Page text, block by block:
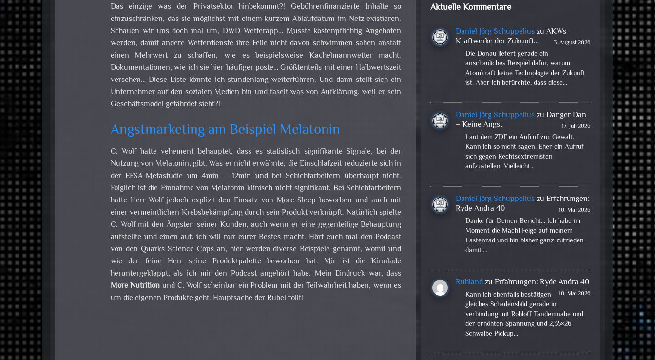
Das einzige was der Privatsektor hinbekommt?! Gebührenfinanzierte Inhalte so
einzuschränken, das sie möglichst mit einem kurzem Ablaufdatum im Netz existieren.
Schauen wir uns doch mal um, DWD Wetterapp… Musste kostenpflichtig Angeboten
werden, damit andere Wetterdienste ihre Felle nicht davon schwimmen sahen anstatt
einen Mehrwert zu schaffen, wie es beispielsweise Kachelmannwetter macht.
Dokumentationen, wie ich sie hier häufiger poste… Größtenteils mit einer Halbwertszeit
versehen… Diese Liste könnte ich stundenlang weiterführen. Und dann stellt sich ein
Unternehmer auf den sozialen Medien hin und faselt was von Aufklärung, weil er sein
Geschäftsmodel gefährdet sieht?!
Angstmarketing am Beispiel Melatonin
C. Wolf hatte vehement behauptet, dass es statistisch signifikante Signale, bei der
Nutzung von Melatonin, gibt. Was er nicht erwähnte, die Einschlafzeit reduzierte sich in
der EFSA-Metastudie um 4min – 12min und bei Schichtarbeitern überhaupt nicht.
Folglich ist die Einnahme von Melatonin klinisch nicht signifikant. Bei Schichtarbeitern
hatte Herr Wolf jedoch explizit den Einsatz von More Sleep beworben und auch mit
einer vermeintlichen Krebsbekämpfung durch sein Produkt verknüpft. Natürlich spielte
C. Wolf mit den Ängsten seiner Kunden, auch wenn er eine gegenteilige Behauptung
aufstellte und einen auf, ich will nur eurer Bestes macht. Hört euch mal den Podcast
von den Quarks Science Cops an, hier werden diverse Beispiele genannt, womit und
wie der feine Herr seine Produktpalette beworben hat. Mir ist die Kinnlade
heruntergeklappt, als ich mir den Podcast angehört habe. Mein Eindruck war, dass
More Nutrition und C. Wolf scheinbar ein Problem mit der Teilwahrheit haben, wenn es
um die eigenen Produkte geht. Hauptsache der Rubel rollt!
Aktuelle Kommentare
Daniel Jörg SchuppeliuszuAKWs
Kraftwerke der Zukunft…
3. August 2026
Die Donau liefert gerade ein
anschauliches Beispiel dafür, warum
Atomkraft keine Technologie der Zukunft
ist. Aber ich befürchte, dass diese…
Daniel Jörg SchuppeliuszuDanger Dan
– Keine Angst
17. Juli 2026
Laut dem ZDF ein Aufruf zur Gewalt.
Kann ich so nicht sagen. Eher ein Aufruf
sich gegen Rechtsextremisten
aufzustellen. Vielleicht…
Daniel Jörg SchuppeliuszuErfahrungen:
Ryde Andra 40
10. Mai 2026
Danke für Deinen Bericht... Ich habe im
Moment die Mach1 Felge auf meinem
Lastenrad und bin bisher ganz zufrieden
damit.…
RuhlandzuErfahrungen: Ryde Andra 40
10. Mai 2026
Kann ich ebenfalls bestätigen
gleiches Schadensbild gerade in
verbindung mit Rohloff Tandemnabe und
der erhöhten Spannung und 2,35×26
Schwalbe Pickup…